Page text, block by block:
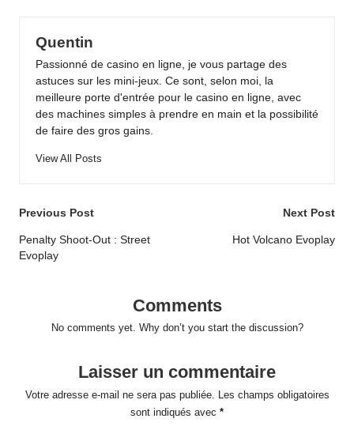
Quentin
Passionné de casino en ligne, je vous partage des
astuces sur les mini-jeux. Ce sont, selon moi, la
meilleure porte d'entrée pour le casino en ligne, avec
des machines simples à prendre en main et la possibilité
de faire des gros gains.
View All Posts
Post
navigation
Previous Post
Penalty Shoot-Out : Street
Evoplay
Next Post
Hot Volcano Evoplay
Comments
No comments yet. Why don’t you start the discussion?
Laisser un commentaire
Votre adresse e-mail ne sera pas publiée. Les champs obligatoires
sont indiqués avec *